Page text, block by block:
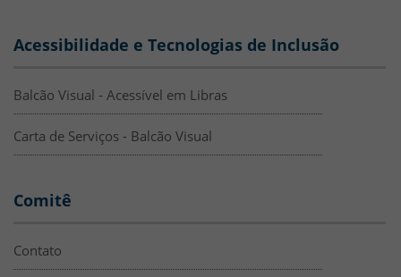
Acessibilidade e Tecnologias de Inclusão
Balcão Visual - Acessível em Libras
Carta de Serviços - Balcão Visual
Comitê
Contato